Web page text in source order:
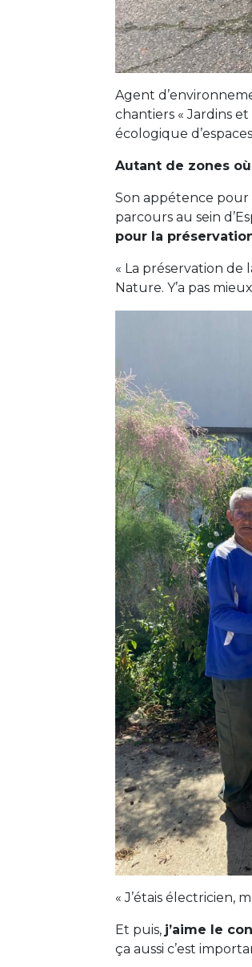
Agent
chantiers « Jardins
écologique
Autant de zones
Son appétence pour
parcours au sein
pour la
« La préservation de
Nature. Y’a pas
« J’étais électricien,
Et puis, j’aime le
ça aussi c’est